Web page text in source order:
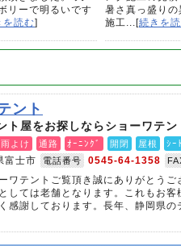
リーで明るいです
を読む]
暑さ真っ盛り
施工...[続きを
ント
ト屋をお探しならショーワテン
よけ 通路 ｵｰﾆﾝｸﾞ 開閉 屋根
ｼｰ
富士市 電話番号 0545-64-1358
ワテントご覧頂き誠にありがとう
しては老舗となります。これもお
感謝しております。長年、静岡県の